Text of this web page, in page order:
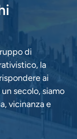
di
la
ai
secolo, siamo
vicinanza e